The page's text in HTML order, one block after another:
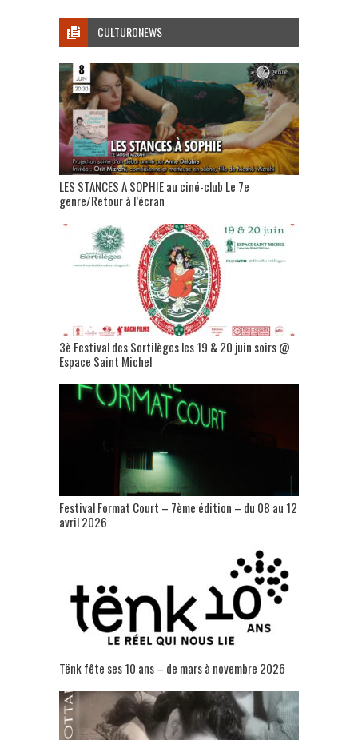
CULTURONEWS
LES STANCES A SOPHIE au ciné-club Le 7e
genre/Retour à l’écran
3è Festival des Sortilèges les 19 & 20 juin soirs @
Espace Saint Michel
Festival Format Court – 7ème édition – du 08 au 12
avril 2026
Tënk fête ses 10 ans – de mars à novembre 2026